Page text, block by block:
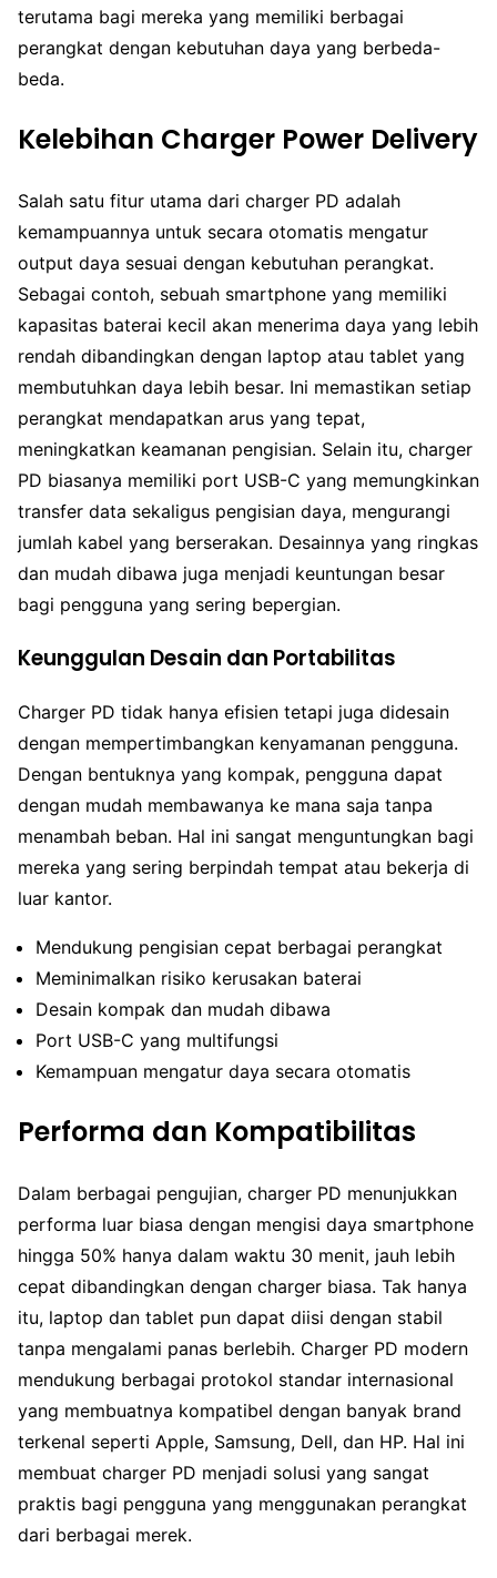
terutama bagi mereka yang memiliki berbagai
perangkat dengan kebutuhan daya yang berbeda-
beda.
Kelebihan Charger Power Delivery
Salah satu fitur utama dari charger PD adalah
kemampuannya untuk secara otomatis mengatur
output daya sesuai dengan kebutuhan perangkat.
Sebagai contoh, sebuah smartphone yang memiliki
kapasitas baterai kecil akan menerima daya yang lebih
rendah dibandingkan dengan laptop atau tablet yang
membutuhkan daya lebih besar. Ini memastikan setiap
perangkat mendapatkan arus yang tepat,
meningkatkan keamanan pengisian. Selain itu, charger
PD biasanya memiliki port USB-C yang memungkinkan
transfer data sekaligus pengisian daya, mengurangi
jumlah kabel yang berserakan. Desainnya yang ringkas
dan mudah dibawa juga menjadi keuntungan besar
bagi pengguna yang sering bepergian.
Keunggulan Desain dan Portabilitas
Charger PD tidak hanya efisien tetapi juga didesain
dengan mempertimbangkan kenyamanan pengguna.
Dengan bentuknya yang kompak, pengguna dapat
dengan mudah membawanya ke mana saja tanpa
menambah beban. Hal ini sangat menguntungkan bagi
mereka yang sering berpindah tempat atau bekerja di
luar kantor.
Mendukung pengisian cepat berbagai perangkat
Meminimalkan risiko kerusakan baterai
Desain kompak dan mudah dibawa
Port USB-C yang multifungsi
Kemampuan mengatur daya secara otomatis
Performa dan Kompatibilitas
Dalam berbagai pengujian, charger PD menunjukkan
performa luar biasa dengan mengisi daya smartphone
hingga 50% hanya dalam waktu 30 menit, jauh lebih
cepat dibandingkan dengan charger biasa. Tak hanya
itu, laptop dan tablet pun dapat diisi dengan stabil
tanpa mengalami panas berlebih. Charger PD modern
mendukung berbagai protokol standar internasional
yang membuatnya kompatibel dengan banyak brand
terkenal seperti Apple, Samsung, Dell, dan HP. Hal ini
membuat charger PD menjadi solusi yang sangat
praktis bagi pengguna yang menggunakan perangkat
dari berbagai merek.